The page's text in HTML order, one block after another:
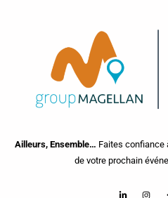
Ailleurs, Ensemble… Faites confiance
de votre prochain